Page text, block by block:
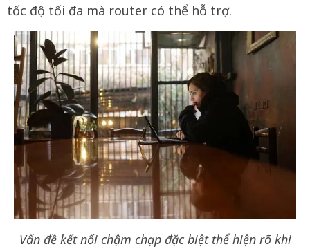
tốc độ tối đa mà router có thể hỗ trợ.
Vấn đề kết nối chậm chạp đặc biệt thể hiện rõ khi